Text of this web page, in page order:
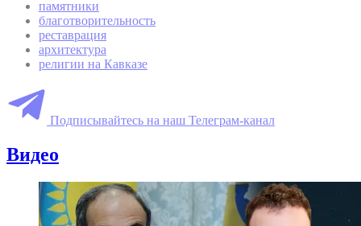
памятники
благотворительность
реставрация
архитектура
религии на Кавказе
Подписывайтесь на наш Телеграм-канал
Видео